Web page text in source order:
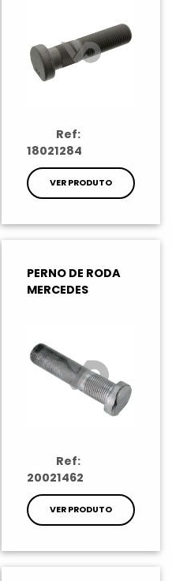
Ref:
18021284
VER PRODUTO
PERNO DE RODA
MERCEDES
Ref:
20021462
VER PRODUTO